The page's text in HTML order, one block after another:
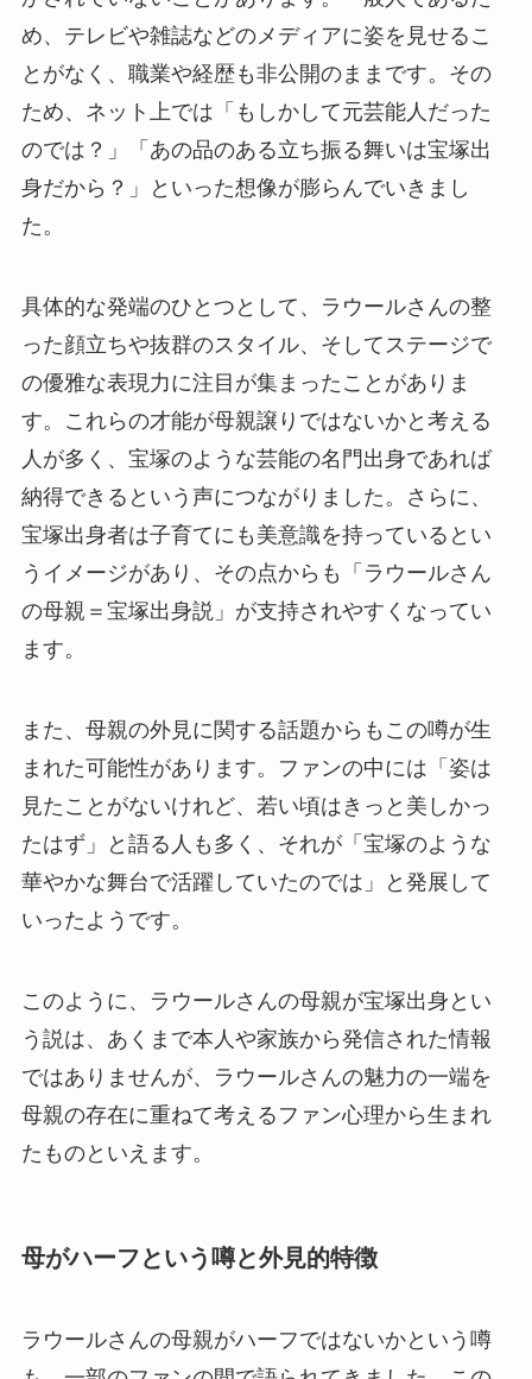
め、テレビや雑誌などのメディアに姿を見せるこ
とがなく、職業や経歴も非公開のままです。その
ため、ネット上では「もしかして元芸能人だった
のでは？」「あの品のある立ち振る舞いは宝塚出
身だから？」といった想像が膨らんでいきまし
た。
具体的な発端のひとつとして、ラウールさんの整
った顔立ちや抜群のスタイル、そしてステージで
の優雅な表現力に注目が集まったことがありま
す。これらの才能が母親譲りではないかと考える
人が多く、宝塚のような芸能の名門出身であれば
納得できるという声につながりました。さらに、
宝塚出身者は子育てにも美意識を持っているとい
うイメージがあり、その点からも「ラウールさん
の母親＝宝塚出身説」が支持されやすくなってい
ます。
また、母親の外見に関する話題からもこの噂が生
まれた可能性があります。ファンの中には「姿は
見たことがないけれど、若い頃はきっと美しかっ
たはず」と語る人も多く、それが「宝塚のような
華やかな舞台で活躍していたのでは」と発展して
いったようです。
このように、ラウールさんの母親が宝塚出身とい
う説は、あくまで本人や家族から発信された情報
ではありませんが、ラウールさんの魅力の一端を
母親の存在に重ねて考えるファン心理から生まれ
たものといえます。
母がハーフという噂と外見的特徴
ラウールさんの母親がハーフではないかという噂